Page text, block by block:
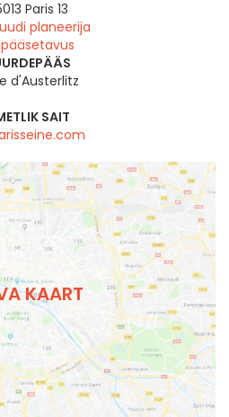
Paris 13
planeerija
d'Austerlitz
SAIT
KAART